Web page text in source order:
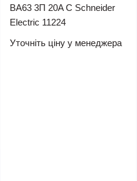
ВА63 3П 20A C Schneider
Electric 11224
Уточніть ціну у менеджера